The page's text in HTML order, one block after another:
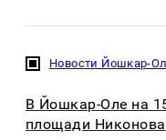
Новости Йошкар-
В Йошкар-Оле на
площади Никонова